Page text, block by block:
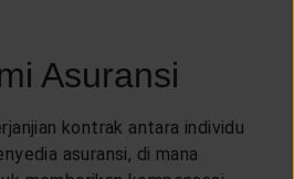
Asuransi
kontrak antara individu
asuransi, di mana